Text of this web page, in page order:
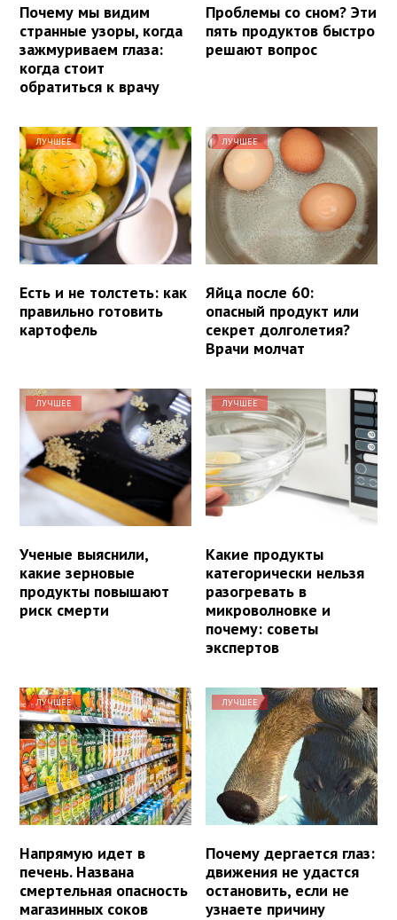
Почему мы видим
странные узоры, когда
зажмуриваем глаза:
когда стоит
обратиться к врачу
Проблемы со сном? Эти
пять продуктов быстро
решают вопрос
ЛУЧШЕЕ
Есть и не толстеть: как
правильно готовить
картофель
ЛУЧШЕЕ
Яйца после 60:
опасный продукт или
секрет долголетия?
Врачи молчат
ЛУЧШЕЕ
Ученые выяснили,
какие зерновые
продукты повышают
риск смерти
ЛУЧШЕЕ
Какие продукты
категорически нельзя
разогревать в
микроволновке и
почему: советы
экспертов
ЛУЧШЕЕ
Напрямую идет в
печень. Названа
смертельная опасность
магазинных соков
ЛУЧШЕЕ
Почему дергается глаз:
движения не удастся
остановить, если не
узнаете причину